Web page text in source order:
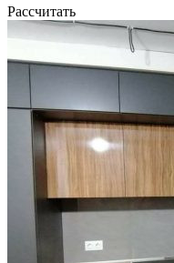
Рассчитать